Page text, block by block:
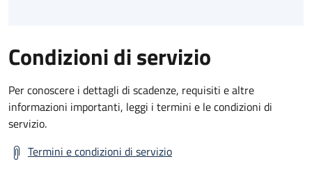
Condizioni di servizio
Per conoscere i dettagli di scadenze, requisiti e altre
informazioni importanti, leggi i termini e le condizioni di
servizio.
Termini e condizioni di servizio